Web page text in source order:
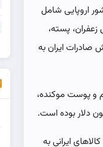
اروپایی شامل
زعفران، پسته،
صادرات ایران به
و پوست موکنده،
ایرانی به